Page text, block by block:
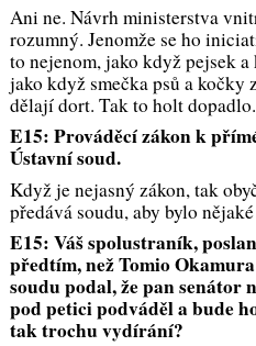
Ani ne. Návrh ministerstva
rozumný. Jenomže se ho
to nejenom, jako když pejsek
jako když smečka psů a kočky
dělají dort. Tak to holt dopadlo.
E15: Prováděcí zákon k
Ústavní soud.
Když je nejasný zákon, tak
předává soudu, aby bylo
E15: Váš spolustraník,
předtím, než Tomio
soudu podal, že pan senátor
pod petici podváděl a bude
tak trochu vydírání?